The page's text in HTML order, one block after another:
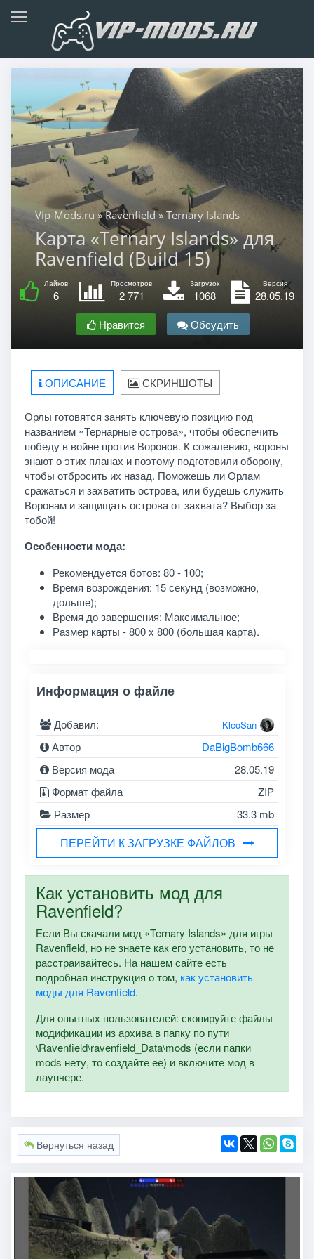
Vip-Mods.ru »Ravenfield» Ternary Islands
Карта «Ternary Islands» для
Ravenfield (Build 15)
Лайков
6
Просмотров
2 771
Загрузок
1068
Версия
28.05.19
Нравится
Обсудить
ОПИСАНИЕ СКРИНШОТЫ
Орлы готовятся занять ключевую позицию под
названием «Тернарные острова», чтобы обеспечить
победу в войне против Воронов. К сожалению, вороны
знают о этих планах и поэтому подготовили оборону,
чтобы отбросить их назад. Поможешь ли Орлам
сражаться и захватить острова, или будешь служить
Воронам и защищать острова от захвата? Выбор за
тобой!
Особенности мода:
Рекомендуется ботов: 80 - 100;
Время возрождения: 15 секунд (возможно,
дольше);
Время до завершения: Максимальное;
Размер карты - 800 x 800 (большая карта).
Информация о файле
Добавил: KleoSan
Автор
DaBigBomb666
Версия мода
28.05.19
Формат файла
ZIP
Размер
33.3 mb
ПЕРЕЙТИ К ЗАГРУЗКЕ ФАЙЛОВ
Как установить мод для
Ravenfield?
Если Вы скачали мод «Ternary Islands» для игры
Ravenfield, но не знаете как его установить, то не
расстраивайтесь. На нашем сайте есть
подробная инструкция о том, как установить
моды для Ravenfield.
Для опытных пользователей: скопируйте файлы
модификации из архива в папку по пути
\Ravenfield\ravenfield_Data\mods (если папки
mods нету, то создайте ее) и включите мод в
лаунчере.
Вернуться назад